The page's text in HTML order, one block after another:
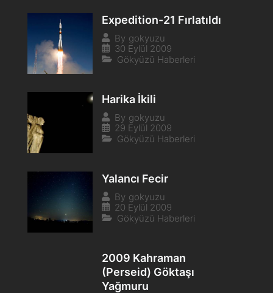
Expedition-21 Fırlatıldı
By gokyuzu
30 Eylül 2009
Gökyüzü Haberleri
Harika İkili
By gokyuzu
29 Eylül 2009
Gökyüzü Haberleri
Yalancı Fecir
By gokyuzu
20 Eylül 2009
Gökyüzü Haberleri
2009 Kahraman
(Perseid) Göktaşı
Yağmuru